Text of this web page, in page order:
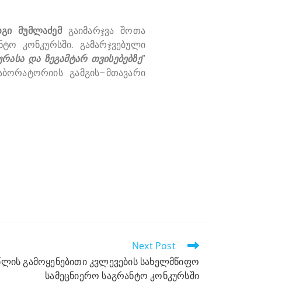
მუმლაძემგაიმარჯვა შოთა
კონკურსში. გამარჯვებული
და ზეგამტარ თვისებებზე”
გამგის–მთავარი
Next Post
გამოყენებითი კვლევების სახელმწიფო
სამეცნიერო საგრანტო კონკურსში